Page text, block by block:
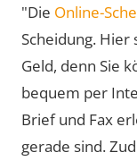
"Die Online-
Scheidung.
Geld, denn Sie
bequem per
Brief und Fax
gerade sind.